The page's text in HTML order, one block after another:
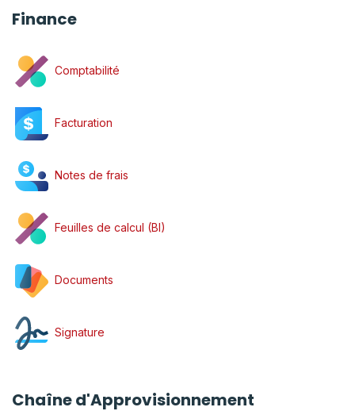
Finance
Comptabilité
Facturation
Notes de frais
Feuilles de calcul (BI)
Documents
Signature
Chaîne d'Approvisionnement